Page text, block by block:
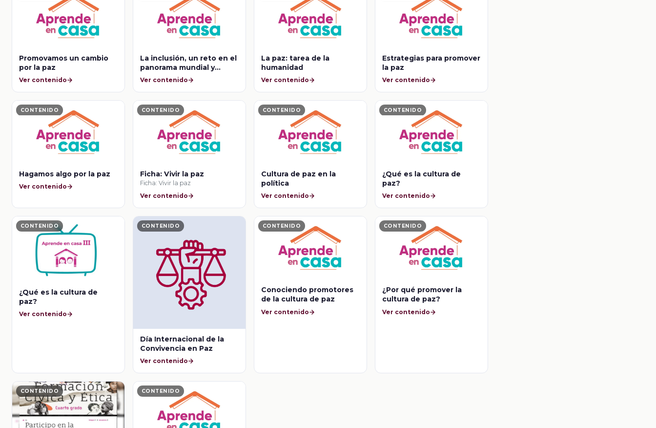
Promovamos un cambio
por la paz
Ver contenido
La inclusión, un reto en el
panorama mundial y
nacional
Ver contenido
La paz: tarea de la
humanidad
Ver contenido
Estrategias para promover
la paz
Ver contenido
CONTENIDO
Hagamos algo por la paz
Ver contenido
CONTENIDO
Ficha: Vivir la paz
Ficha: Vivir la paz
Ver contenido
CONTENIDO
Cultura de paz en la
política
Ver contenido
CONTENIDO
¿Qué es la cultura de
paz?
Ver contenido
CONTENIDO
¿Qué es la cultura de
paz?
Ver contenido
CONTENIDO
Día Internacional de la
Convivencia en Paz
Ver contenido
CONTENIDO
Conociendo promotores
de la cultura de paz
Ver contenido
CONTENIDO
¿Por qué promover la
cultura de paz?
Ver contenido
CONTENIDO CONTENIDO